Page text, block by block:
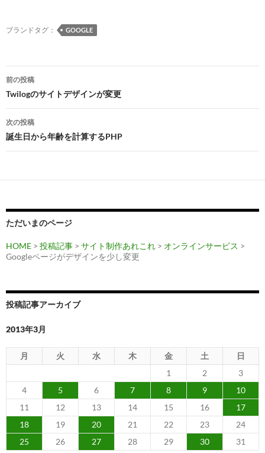
e
o
k
e
ds y
o r
a
ブランドタグ： GOOGLE
投
稿
ナ
ビ
ー
ョ
ン
前の投稿
Twilogのサイトデザインが変更
次の投稿
誕生日から年齢を計算するPHP
ただいまのページ
HOME > 投稿記事 > サイト制作あれこれ > オンラインサービス >
Googleページがデザインを少し変更
投稿記事アーカイブ
2013年3月
月 火 水 木 金 土
日
1
2
3
4
5 6 7 8 9
10
11
12 13 14 15 16
17
18
19 20 21 22 23
24
25
26 27 28 29 30
31